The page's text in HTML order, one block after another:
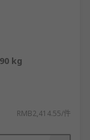
kg
RMB2,414.55/件